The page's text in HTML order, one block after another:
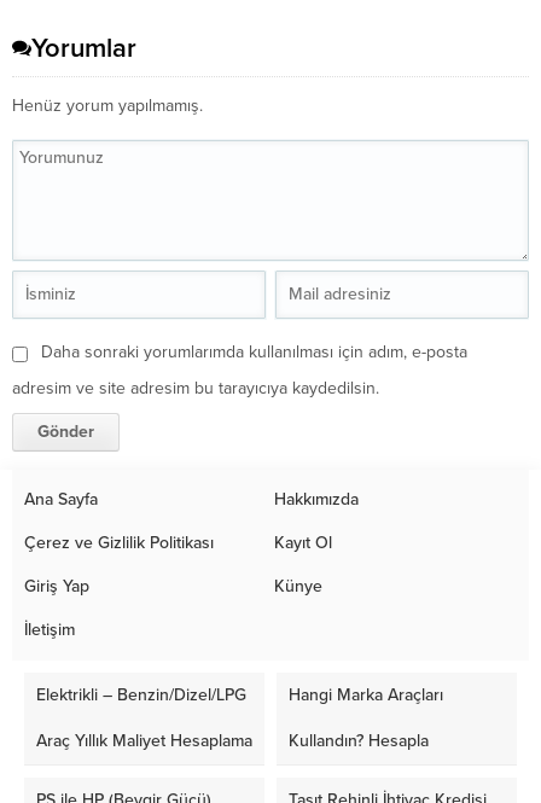
Yorumlar
Henüz yorum yapılmamış.
Daha sonraki yorumlarımda kullanılması için adım, e-posta
adresim ve site adresim bu tarayıcıya kaydedilsin.
Ana Sayfa Hakkımızda
Çerez ve Gizlilik Politikası Kayıt Ol
Giriş Yap Künye
İletişim
Elektrikli – Benzin/Dizel/LPG
Araç Yıllık Maliyet Hesaplama
Hangi Marka Araçları
Kullandın? Hesapla